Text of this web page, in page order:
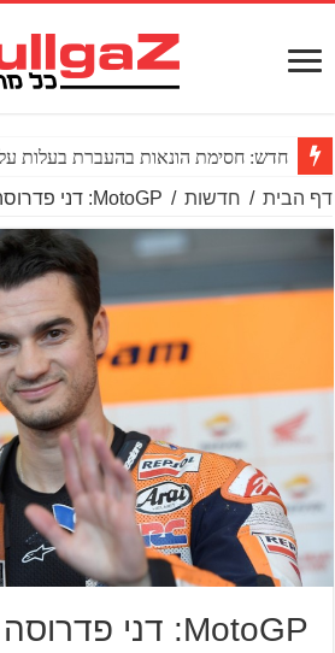
חדש: חסימת הונאות בהעברת בעלות על
דף הבית / חדשות / MotoGP: דני פדרוסה לימאהה
MotoGP: דני פדרוסה לימאהה